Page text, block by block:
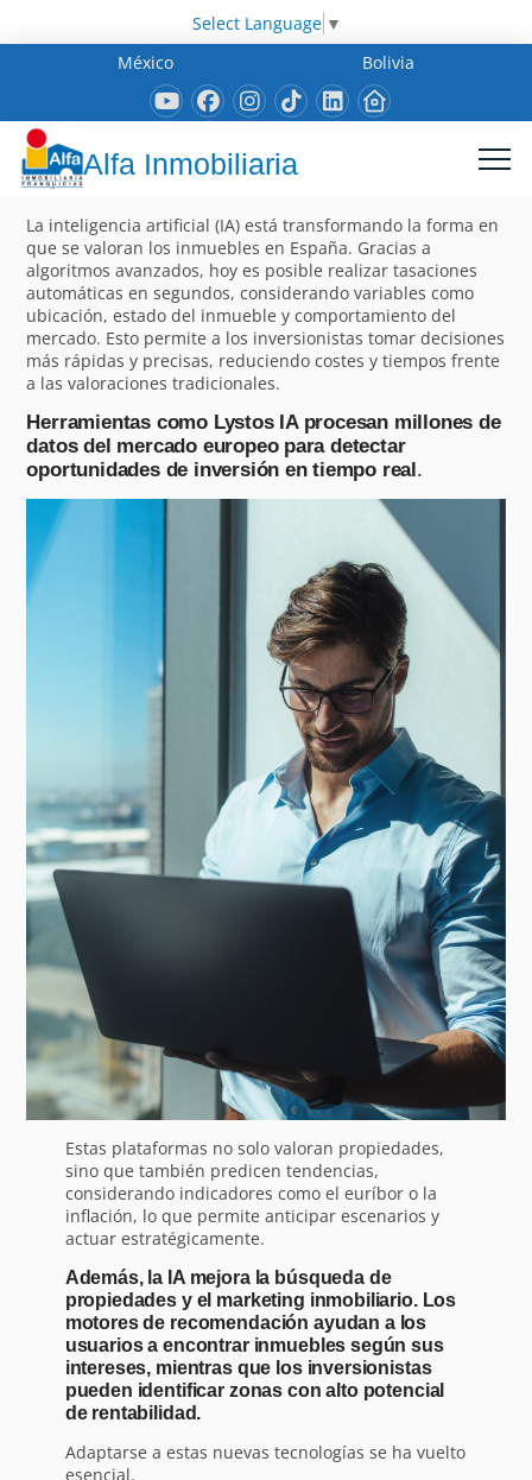
Select Language ▼
México
Bolivia
Alfa Inmobiliaria
La inteligencia artificial (IA) está transformando la forma en
que se valoran los inmuebles en España. Gracias a
algoritmos avanzados, hoy es posible realizar tasaciones
automáticas en segundos, considerando variables como
ubicación, estado del inmueble y comportamiento del
mercado. Esto permite a los inversionistas tomar decisiones
más rápidas y precisas, reduciendo costes y tiempos frente
a las valoraciones tradicionales.
Herramientas como Lystos IA procesan millones de
datos del mercado europeo para detectar
oportunidades de inversión en tiempo real.
Estas plataformas no solo valoran propiedades,
sino que también predicen tendencias,
considerando indicadores como el euríbor o la
inflación, lo que permite anticipar escenarios y
actuar estratégicamente.
Además, la IA mejora la búsqueda de
propiedades y el marketing inmobiliario. Los
motores de recomendación ayudan a los
usuarios a encontrar inmuebles según sus
intereses, mientras que los inversionistas
pueden identificar zonas con alto potencial
de rentabilidad.
Adaptarse a estas nuevas tecnologías se ha vuelto
esencial.